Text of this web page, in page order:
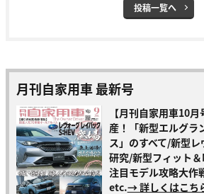
投稿一覧へ
月刊自家用車 最新号
【月刊自家用車10
産！「新型エルグラ
ス」のすべて/新型
研究/新型フィット
注目モデル攻略大作
etc.→ 詳しくはこち